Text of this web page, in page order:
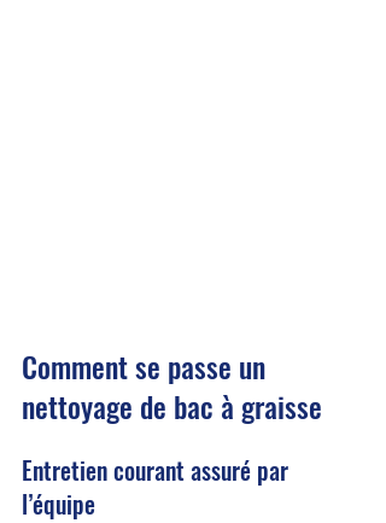
Comment se passe un
nettoyage de bac à graisse
Entretien courant assuré par
l’équipe